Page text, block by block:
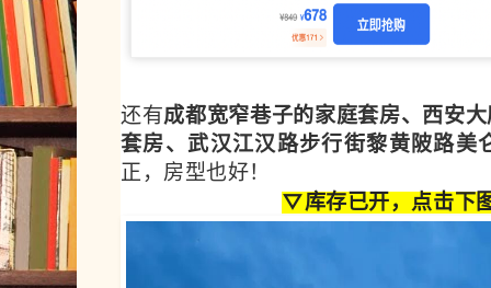
还有成都宽窄巷子的家庭套房、西安
套房、武汉江汉路步行街黎黄陂路美
正，房型也好！
▽库存已开，点击下